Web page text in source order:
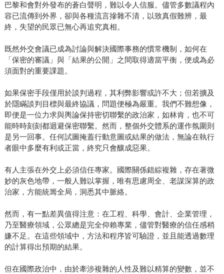
巴黎和會對外發布的蒼白聲明，難以令人信服。儘管多數議程內
容已流傳到外界，卻與各種流言摻雜不清，以致真假難辨，最
終，失望的民眾已無心再追究真相。
既然外交會議已成為討論與解決國際事務的慣常機制，如何在
「保密的審議」與「結果的公開」之間取得適當平衡，便成為必
須面對的重要課題。
如果保密手段僅用於談判過程，其利弊影響或許不大；但若擴及
於隱瞞談判目標與最終協議，問題便極為嚴重。我們不難想像，
即便是一位力求與輿論保持密切聯繫的政治家，如林肯，也不可
能時時刻刻都迴避保密聯繫。然而，整個外交體系的運作氛圍則
是另一回事。任何試圖掩蓋行動意圖或結果的做法，無論在執行
者眼中多麼有利或正當，終究只會釀成惡果。
有人主張在外交上必須信任專家。國際關係錯綜複雜，存在著微
妙的灰色地帶，一般人難以掌握，唯有思慮周全、老謀深算的政
治家，方能統籌全局，洞悉其中脈絡。
然而，有一點差異值得注意：在工程、科學、會計、企業管理，
乃至醫療領域，公眾總是完全仰賴專業，儘管對醫療的信任感稍
嫌不足。在這些領域中，方法和程序皆可驗證，並且能透過數理
的計算得出預期的結果。
但在國際政治中，由於牽涉複雜的人性及難以精算的變數，並不